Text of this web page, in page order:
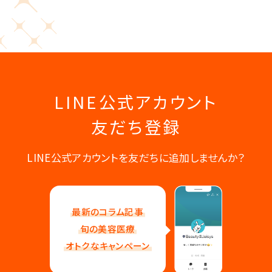
LINE公式アカウント
友だち登録
LINE公式アカウントを友だちに追加しませんか？
最新のコラム記事
旬の美容医療
オトクなキャンペーン